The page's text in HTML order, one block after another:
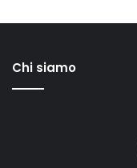
Chi siamo